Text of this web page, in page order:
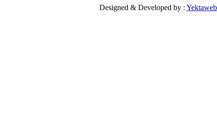
Designed & Developed by :